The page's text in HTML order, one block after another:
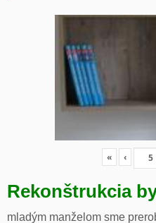
« ‹
Rekonštrukcia
mladým manželom sme